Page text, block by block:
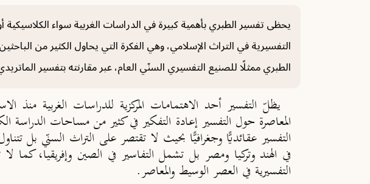
يحظى تفسير الطبري بأهمية كبيرة في الدراسات الغربية سواء الكلاسيكية
التفسيرية في التراث الإسلامي، وهي الفكرة التي يحاول الكثير من
الطبري ممثلًا للصنيع التفسيري السنّي العام، عبر مقارنته بتفسير
يظلّ التفسير أحد الاهتمامات المركزية للدراسات الغربية منذ
المعاصرة حول التفسير إعادة التفكير في كثير من مساحات الدراسة
التفسير عقائديًّا وجغرافيًّا بحيث لا تقتصر على التراث السنّي بل
في الهند وتركيا ومصر بل تشمل التفاسير في الصين وإفريقيا،
التفسيرية في العصر الوسيط والمعاصر.